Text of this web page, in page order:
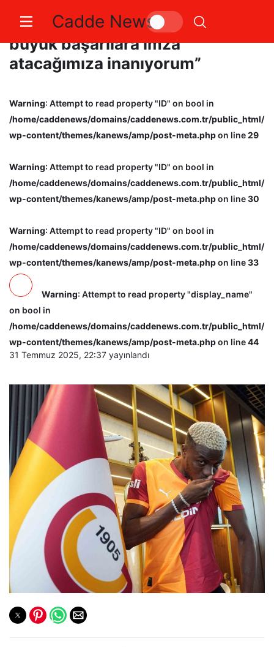
Cadde News
Victor Osimhen: “Çok daha
büyük başarılara imza
atacağımıza inanıyorum”
Warning: Attempt to read property "ID" on bool in
/home/caddenews/domains/caddenews.com.tr/public_html/
wp-content/themes/kanews/amp/post-meta.phpon line29
Warning: Attempt to read property "ID" on bool in
/home/caddenews/domains/caddenews.com.tr/public_html/
wp-content/themes/kanews/amp/post-meta.phpon line30
Warning: Attempt to read property "ID" on bool in
/home/caddenews/domains/caddenews.com.tr/public_html/
wp-content/themes/kanews/amp/post-meta.phpon line33
Warning: Attempt to read property "display_name"
on bool in
/home/caddenews/domains/caddenews.com.tr/public_html/
wp-content/themes/kanews/amp/post-meta.phpon line44
31 Temmuz 2025, 22:37 yayınlandı